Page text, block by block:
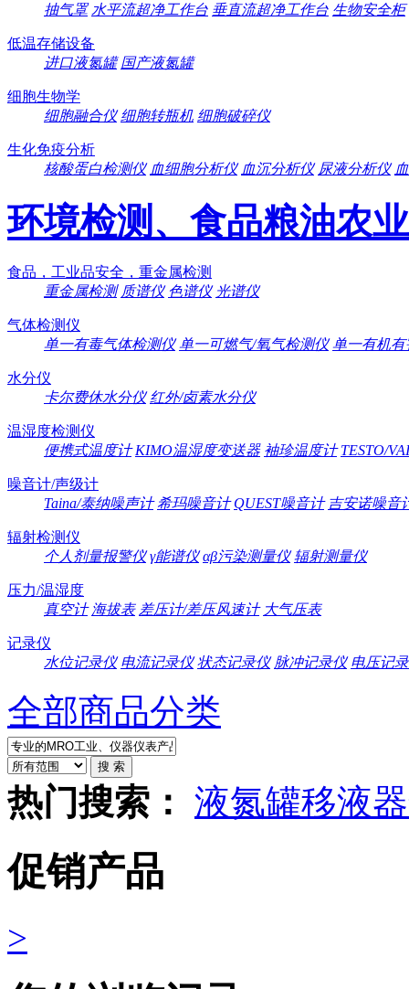
抽气罩 水平流超净工作台 垂直流超净工作台 生物安全柜
低温存储设备
进口液氮罐 国产液氮罐
细胞生物学
细胞融合仪 细胞转瓶机 细胞破碎仪
生化免疫分析
核酸蛋白检测仪 血细胞分析仪 血沉分析仪 尿液分析仪
环境检测、食品粮油农
食品，工业品安全，重金属检测
重金属检测 质谱仪 色谱仪 光谱仪
气体检测仪
单一有毒气体检测仪 单一可燃气/氧气检测仪 单一有机
水分仪
卡尔费休水分仪 红外/卤素水分仪
温湿度检测仪
便携式温度计 KIMO温湿度变送器 袖珍温度计 TESTO/
噪音计/声级计
Taina/泰纳噪声计 希玛噪音计 QUEST噪音计 吉安诺噪音
辐射检测仪
个人剂量报警仪 γ能谱仪 αβ污染测量仪 辐射测量仪
压力/温湿度
真空计 海拔表 差压计/差压风速计 大气压表
记录仪
水位记录仪 电流记录仪 状态记录仪 脉冲记录仪 电压记
全部商品分类
热门搜索： 液氮罐移液器
促销产品
>